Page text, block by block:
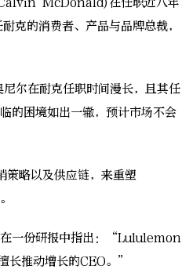
克的消费者、产品与品牌总裁，
在耐克任职时间漫长，且其任
的困境如出一辙，预计市场不会
略以及供应链，来重塑
一份研报中指出：“Lululemon
长推动增长的CEO。”